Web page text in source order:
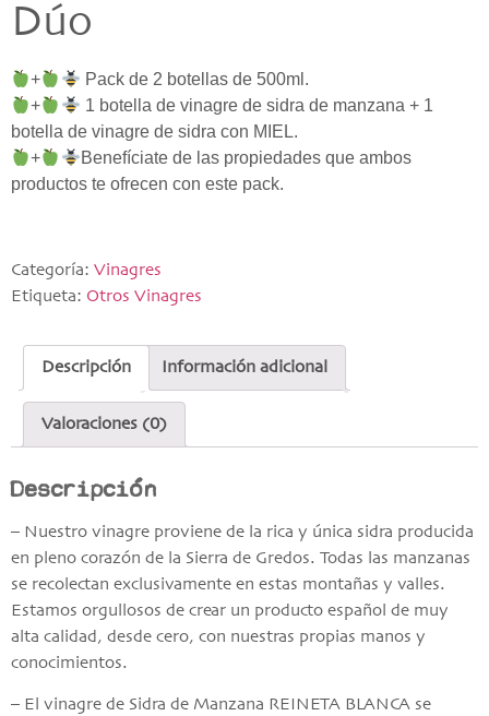
Dúo
+
+
1 botella de vinagre de sidra de manzana + 1
+
Benefíciate de las propiedades que ambos
productos te ofrecen con este pack.
Categoría: Vinagres
Etiqueta: Otros Vinagres
Descripción Información adicional
Valoraciones (0)
Descripción
– Nuestro vinagre proviene de la rica y única sidra producida
en pleno corazón de la Sierra de Gredos. Todas las manzanas
se recolectan exclusivamente en estas montañas y valles.
Estamos orgullosos de crear un producto español de muy
alta calidad, desde cero, con nuestras propias manos y
conocimientos.
– El vinagre de Sidra de Manzana REINETA BLANCA se